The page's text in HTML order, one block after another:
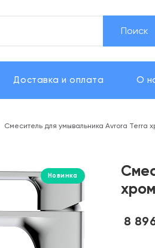
Поиск
Доставка и оплата О
Смеситель для умывальника Avrora Terra
Новинка
8